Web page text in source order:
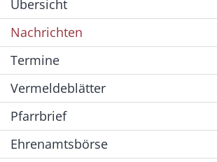
Übersicht
Nachrichten
Termine
Vermeldeblätter
Pfarrbrief
Ehrenamtsbörse